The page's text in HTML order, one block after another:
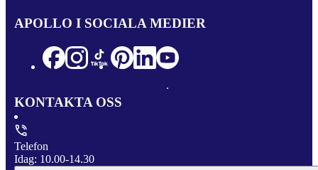
APOLLO I SOCIALA MEDIER
KONTAKTA OSS
Telefon
Idag: 10.00-14.30